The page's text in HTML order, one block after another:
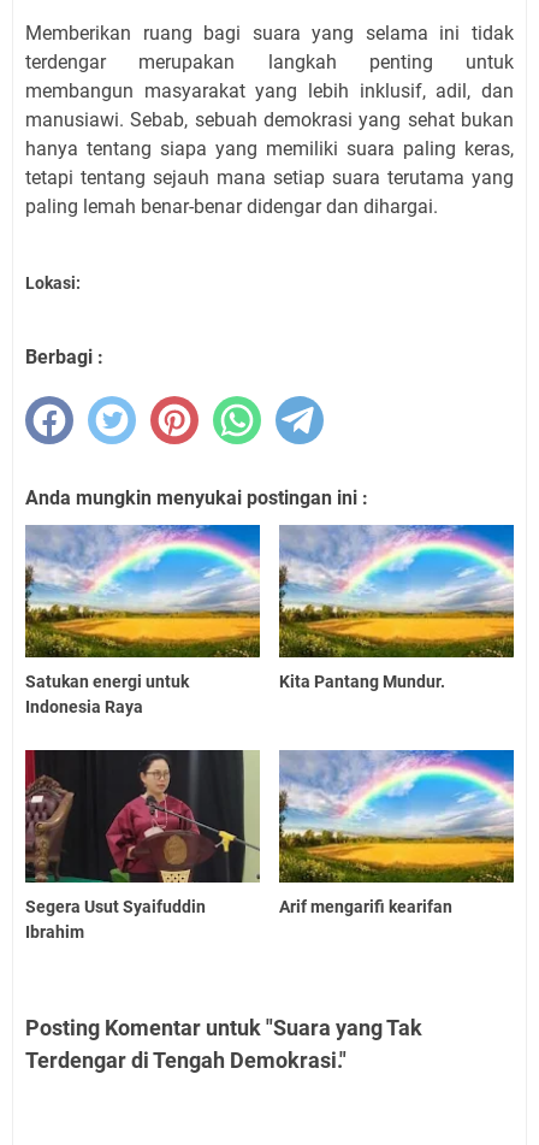
Memberikan ruang bagi suara yang selama ini tidak
terdengar merupakan langkah penting untuk
membangun masyarakat yang lebih inklusif, adil, dan
manusiawi. Sebab, sebuah demokrasi yang sehat bukan
hanya tentang siapa yang memiliki suara paling keras,
tetapi tentang sejauh mana setiap suara terutama yang
paling lemah benar-benar didengar dan dihargai.
Lokasi:
Berbagi :
Anda mungkin menyukai postingan ini :
Satukan energi untuk
Indonesia Raya
Kita Pantang Mundur.
Segera Usut Syaifuddin
Ibrahim
Arif mengarifi kearifan
Posting Komentar untuk "Suara yang Tak
Terdengar di Tengah Demokrasi."